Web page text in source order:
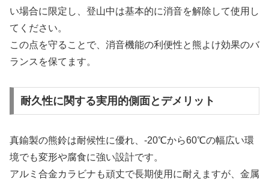
い場合に限定し、登山中は基本的に消音を解除して使用し
てください。
この点を守ることで、消音機能の利便性と熊よけ効果のバ
ランスを保てます。
耐久性に関する実用的側面とデメリット
真鍮製の熊鈴は耐候性に優れ、-20℃から60℃の幅広い環
境でも変形や腐食に強い設計です。
アルミ合金カラビナも頑丈で長期使用に耐えますが、金属